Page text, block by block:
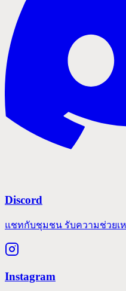
Discord
แชทกับชุมชน รับความช่วยเ
Instagram